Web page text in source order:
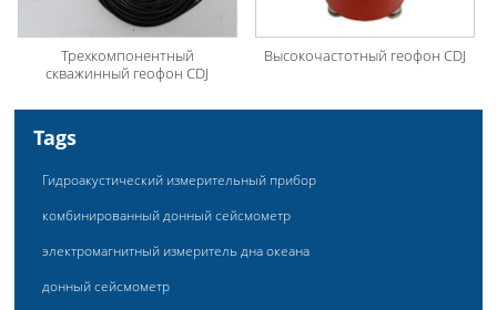
Трехкомпонентный
скважинный геофон CDJ
Высокочастотный геофон CDJ
Tags
Гидроакустический измерительный прибор
комбинированный донный сейсмометр
электромагнитный измеритель дна океана
донный сейсмометр